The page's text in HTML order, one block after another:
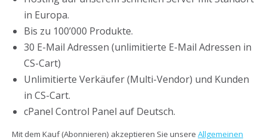
in Europa.
Bis zu 100’000 Produkte.
30 E-Mail Adressen (unlimitierte E-Mail Adressen in
CS-Cart)
Unlimitierte Verkäufer (Multi-Vendor) und Kunden
in CS-Cart.
cPanel Control Panel auf Deutsch.
Mit dem Kauf (Abonnieren) akzeptieren Sie unsere Allgemeinen